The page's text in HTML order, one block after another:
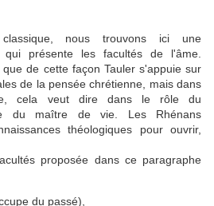
nous trouvons ici une
qui présente les facultés de l'âme.
de cette façon Tauler s'appuie sur
de la pensée chrétienne, mais dans
cela veut dire dans le rôle du
du maître de vie. Les Rhénans
théologiques pour ouvrir,
proposée dans ce paragraphe
du passé),